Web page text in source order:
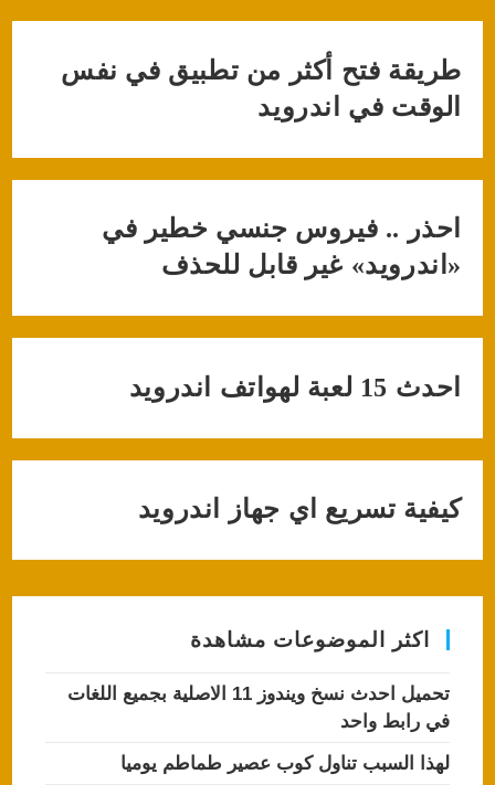
طريقة فتح أكثر من تطبيق في نفس
الوقت في اندرويد
احذر .. فيروس جنسي خطير في
«اندرويد» غير قابل للحذف
احدث 15 لعبة لهواتف اندرويد
كيفية تسريع اي جهاز اندرويد
اكثر الموضوعات مشاهدة
تحميل احدث نسخ ويندوز 11 الاصلية بجميع اللغات
في رابط واحد
لهذا السبب تناول كوب عصير طماطم يوميا